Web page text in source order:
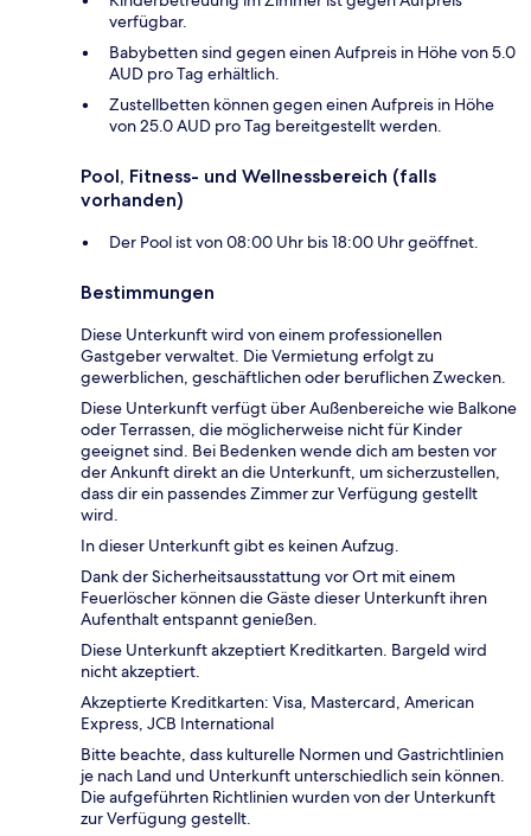
verfügbar.
Babybetten sind gegen einen Aufpreis in Höhe von 5.0
AUD pro Tag erhältlich.
Zustellbetten können gegen einen Aufpreis in Höhe
von 25.0 AUD pro Tag bereitgestellt werden.
Pool, Fitness- und Wellnessbereich (falls
vorhanden)
Der Pool ist von 08:00 Uhr bis 18:00 Uhr geöffnet.
Bestimmungen
Diese Unterkunft wird von einem professionellen
Gastgeber verwaltet. Die Vermietung erfolgt zu
gewerblichen, geschäftlichen oder beruflichen Zwecken.
Diese Unterkunft verfügt über Außenbereiche wie Balkone
oder Terrassen, die möglicherweise nicht für Kinder
geeignet sind. Bei Bedenken wende dich am besten vor
der Ankunft direkt an die Unterkunft, um sicherzustellen,
dass dir ein passendes Zimmer zur Verfügung gestellt
wird.
In dieser Unterkunft gibt es keinen Aufzug.
Dank der Sicherheitsausstattung vor Ort mit einem
Feuerlöscher können die Gäste dieser Unterkunft ihren
Aufenthalt entspannt genießen.
Diese Unterkunft akzeptiert Kreditkarten. Bargeld wird
nicht akzeptiert.
Akzeptierte Kreditkarten: Visa, Mastercard, American
Express, JCB International
Bitte beachte, dass kulturelle Normen und Gastrichtlinien
je nach Land und Unterkunft unterschiedlich sein können.
Die aufgeführten Richtlinien wurden von der Unterkunft
zur Verfügung gestellt.